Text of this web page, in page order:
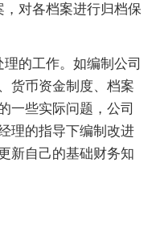
，对各档案进行归档保
理的工作。如编制公司
货币资金制度、档案
一些实际问题，公司
理的指导下编制改进
新自己的基础财务知